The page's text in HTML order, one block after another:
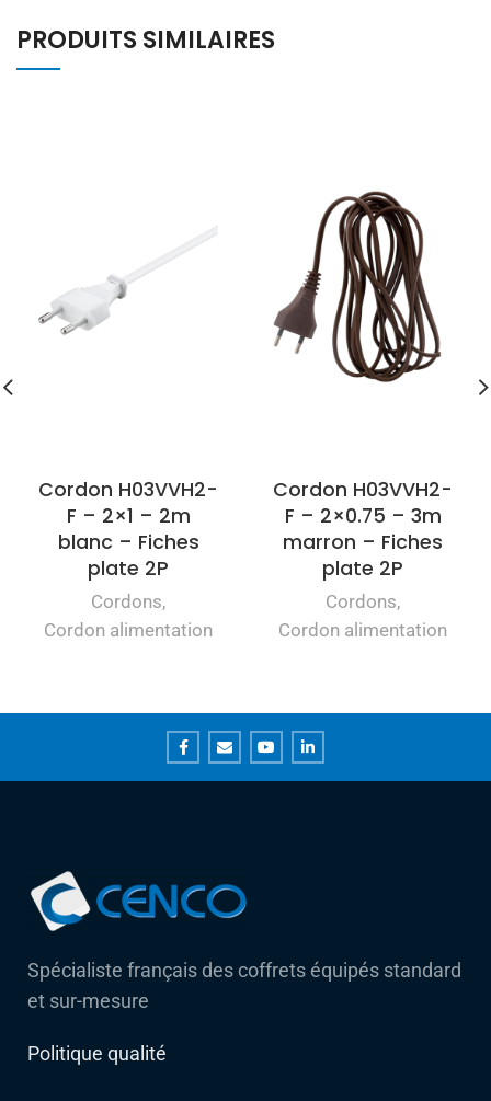
PRODUITS SIMILAIRES
Cordon H03VVH2-
F – 2×1 – 2m
blanc – Fiches
plate 2P
Cordons,
Cordon alimentation
Cordon H03VVH2-
F – 2×0.75 – 3m
marron – Fiches
plate 2P
Cordons,
Cordon alimentation
Spécialiste français des coffrets équipés standard
et sur-mesure
Politique qualité